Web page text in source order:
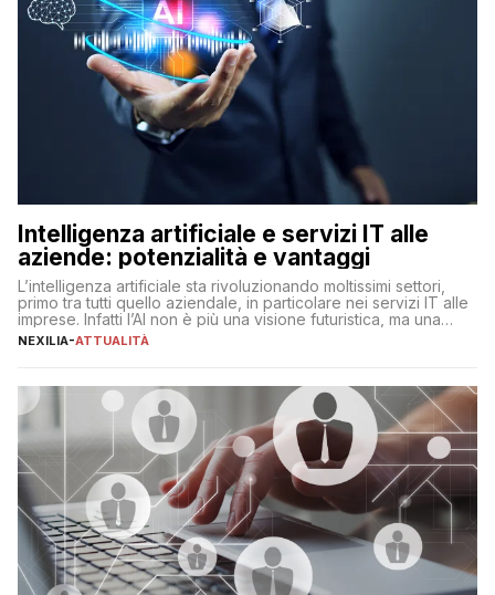
Intelligenza artificiale e servizi IT alle
aziende: potenzialità e vantaggi
L’intelligenza artificiale sta rivoluzionando moltissimi settori,
primo tra tutti quello aziendale, in particolare nei servizi IT alle
imprese. Infatti l’AI non è più una visione futuristica, ma una
realtà operativa che sta portando a un cambio significativo in
operazioni, bensì comporta […]
NEXILIA-ATTUALITÀ